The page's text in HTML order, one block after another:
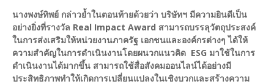
นางพงษ์ทิพย์ กล่าวย้ำในตอนท้ายด้วยว่า บริษัทฯ มีความยินดีเป็น
อย่างยิ่งที่รางวัล Real Impact Award สามารถบรรลุวัตถุประสงค์
ในการส่งเสริมให้หน่วยงานภาครัฐ เอกชนและองค์กรต่างๆ ได้ให้
ความสำคัญในการดำเนินงานโดยผนวกแนวคิด ESG มาใช้ในการ
ดำเนินงานได้มากขึ้น สามารถใช้สื่อสังคมออนไลน์ได้อย่างมี
ประสิทธิภาพทำให้เกิดการเปลี่ยนแปลงในเชิงบวกและสร้างความ